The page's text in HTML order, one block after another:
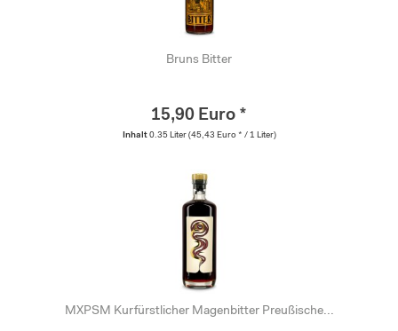
Bruns Bitter
15,90 Euro *
Inhalt 0.35 Liter (45,43 Euro * / 1 Liter)
MXPSM Kurfürstlicher Magenbitter Preußische...